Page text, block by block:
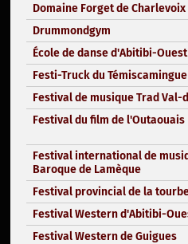
Domaine Forget de Charlevoix
Drummondgym
École de danse d'Abitibi-Ouest
Festi-Truck du Témiscamingue
Festival de musique Trad Val-
Festival du film de l'Outaouais
Festival international de
Baroque de Lamèque
Festival provincial de la
Festival Western d'Abitibi-
Festival Western de Guigues